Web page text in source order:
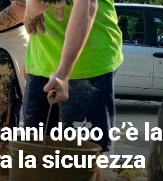
dopo c’è la
la sicurezza